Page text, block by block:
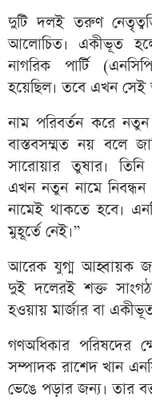
দুটি দলই তরুণ
আলোচিত। একীভূত
নাগরিক পার্টি
হয়েছিল। তবে এখন
নাম পরিবর্তন করে নতুন
বাস্তবসম্মত নয় বলে
সারোয়ার তুষার। তিনি
এখন নতুন নামে
নামেই থাকতে হবে।
মুহূর্তে নেই।”
আরেক যুগ্ম আহ্বায়ক
দুই দলেরই শক্ত
হওয়ায় মার্জার বা
গণঅধিকার পরিষদের
সম্পাদক রাশেদ খান
ভেঙে পড়ার জন্য। তার